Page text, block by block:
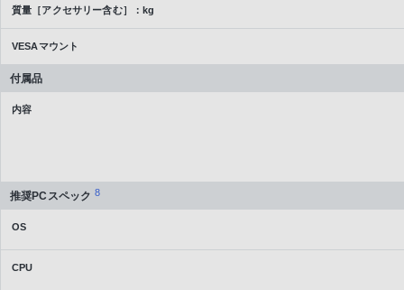
質量［アクセサリー含む］：kg
VESAマウント
付属品
内容
推奨PCスペック 8
OS
CPU